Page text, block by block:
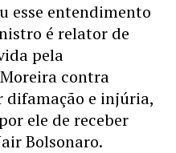
esse entendimento
é relator de
pela
contra
difamação e injúria,
ele de receber
Bolsonaro.